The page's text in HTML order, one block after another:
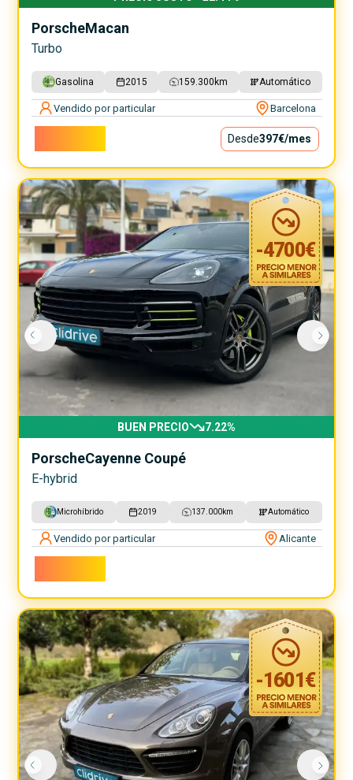
PorscheMacan
Turbo
Gasolina 2015 159.300 km Automático
Vendido por particular Barcelona
Desde397€/mes
-4700€
BUEN PRECIO 7.22%
PorscheCayenne Coupé
E-hybrid
Microhíbrido 2019 137.000km Automático
Vendido por particular Alicante
-1601€